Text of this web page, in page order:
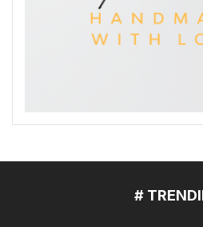
#